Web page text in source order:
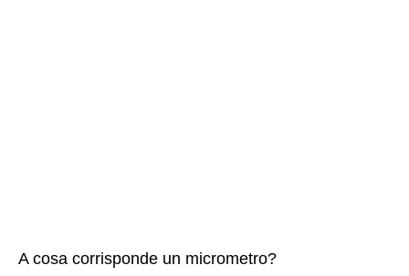
A cosa corrisponde un micrometro?